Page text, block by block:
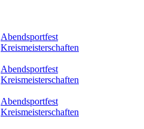
Abendsportfest
Kreismeisterschaften
Abendsportfest
Kreismeisterschaften
Abendsportfest
Kreismeisterschaften